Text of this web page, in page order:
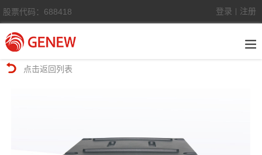
股票代码：688418 登录 注册
点击返回列表